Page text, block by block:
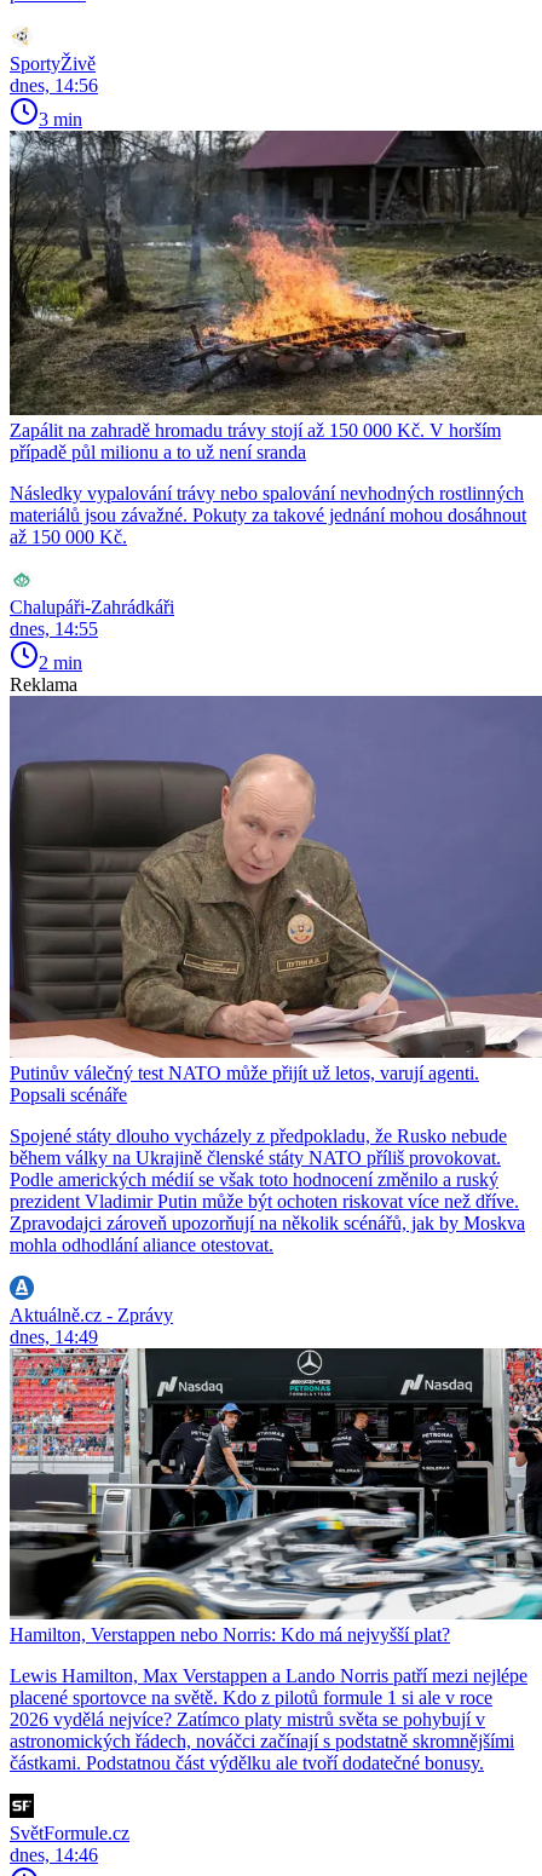
SportyŽivě
dnes, 14:56
3 min
Zapálit na zahradě hromadu trávy stojí až 150 000 Kč. V horším
případě půl milionu a to už není sranda
Následky vypalování trávy nebo spalování nevhodných rostlinných
materiálů jsou závažné. Pokuty za takové jednání mohou dosáhnout
až 150 000 Kč.
Chalupáři-Zahrádkáři
dnes, 14:55
2 min
Reklama
Putinův válečný test NATO může přijít už letos, varují agenti.
Popsali scénáře
Spojené státy dlouho vycházely z předpokladu, že Rusko nebude
během války na Ukrajině členské státy NATO příliš provokovat.
Podle amerických médií se však toto hodnocení změnilo a ruský
prezident Vladimir Putin může být ochoten riskovat více než dříve.
Zpravodajci zároveň upozorňují na několik scénářů, jak by Moskva
mohla odhodlání aliance otestovat.
Aktuálně.cz - Zprávy
dnes, 14:49
Hamilton, Verstappen nebo Norris: Kdo má nejvyšší plat?
Lewis Hamilton, Max Verstappen a Lando Norris patří mezi nejlépe
placené sportovce na světě. Kdo z pilotů formule 1 si ale v roce
2026 vydělá nejvíce? Zatímco platy mistrů světa se pohybují v
astronomických řádech, nováčci začínají s podstatně skromnějšími
částkami. Podstatnou část výdělku ale tvoří dodatečné bonusy.
SvětFormule.cz
dnes, 14:46